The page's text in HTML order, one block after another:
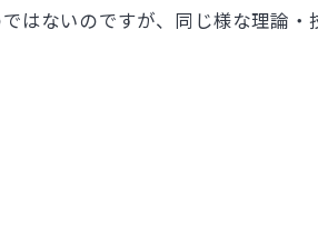
ないのですが、同じ様な理論・